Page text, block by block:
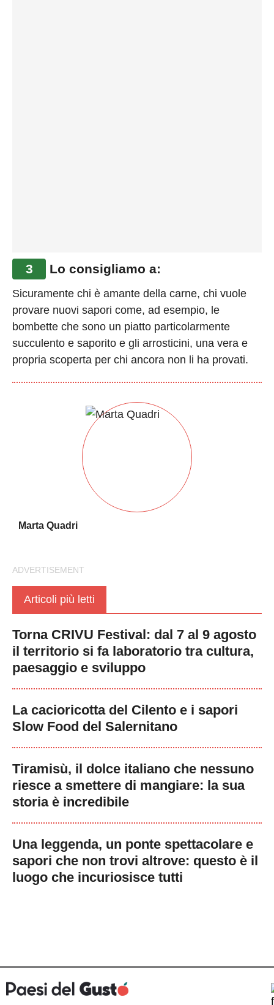
3 Lo consigliamo a:
Sicuramente chi è amante della carne, chi vuole
provare nuovi sapori come, ad esempio, le
bombette che sono un piatto particolarmente
succulento e saporito e gli arrosticini, una vera e
propria scoperta per chi ancora non li ha provati.
Marta Quadri
Articoli più letti
Torna CRIVU Festival: dal 7 al 9 agosto
il territorio si fa laboratorio tra cultura,
paesaggio e sviluppo
La cacioricotta del Cilento e i sapori
Slow Food del Salernitano
Tiramisù, il dolce italiano che nessuno
riesce a smettere di mangiare: la sua
storia è incredibile
Una leggenda, un ponte spettacolare e
sapori che non trovi altrove: questo è il
luogo che incuriosisce tutti